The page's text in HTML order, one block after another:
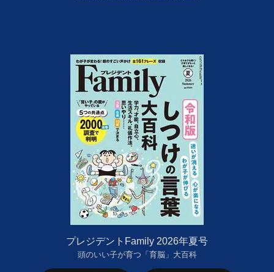
プレジデントFamily 2026年夏号
頭のいい子が育つ「育脳」大百科